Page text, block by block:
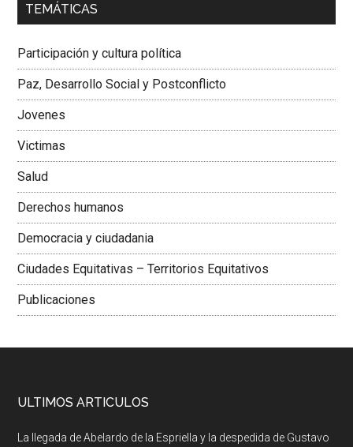
Dra. Carolina Corcho Mejía,Presidenta Corporación
Colombiana
TEMÁTICAS
Participación y cultura política
Paz, Desarrollo Social y Postconflicto
Jovenes
Victimas
Salud
Derechos humanos
Democracia y ciudadania
Ciudades Equitativas – Territorios Equitativos
Publicaciones
ULTIMOS ARTICULOS
La llegada de Abelardo de la Espriella y la despedida de Gustavo